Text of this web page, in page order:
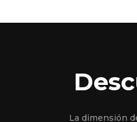
La dimensión